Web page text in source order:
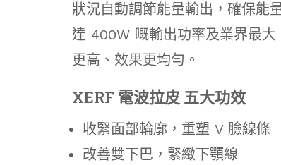
狀況自動調節能量輸出，確保能
達 400W 嘅輸出功率及業界最
更高、效果更均勻。
XERF 電波拉皮 五大功效
收緊面部輪廓，重塑 V 臉線條
改善雙下巴，緊緻下顎線